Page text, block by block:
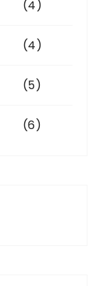
(4)
(4)
(5)
(6)